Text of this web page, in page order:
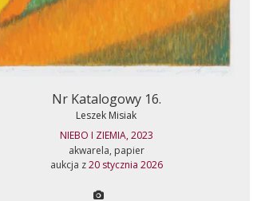
Nr Katalogowy 16.
Leszek Misiak
NIEBO I ZIEMIA, 2023
akwarela, papier
aukcja z20 stycznia 2026